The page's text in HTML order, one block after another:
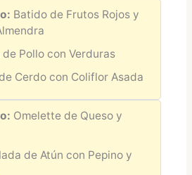
Batido de Frutos Rojos y
de Pollo con Verduras
Cerdo con Coliflor Asada
Omelette de Queso y
de Atún con Pepino y